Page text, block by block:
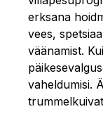
erksana
vees,
väänamist.
vaheldumisi.